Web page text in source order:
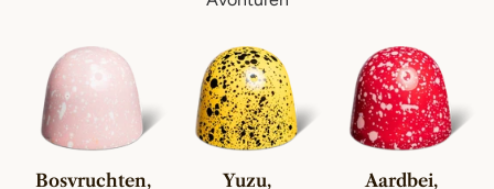
Bosvruchten,
Yuzu,
Aardbei,